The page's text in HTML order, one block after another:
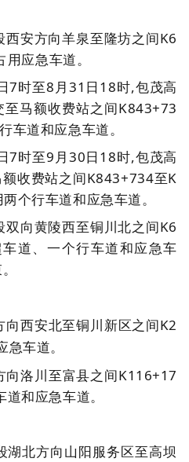
安方向羊泉至隆坊之间K6
应急车道。
7时至8月31日18时,包茂高
马额收费站之间K843+73
车道和应急车道。
7时至9月30日18时,包茂高
收费站之间K843+734至K
个行车道和应急车道。
向黄陵西至铜川北之间K6
道、一个行车道和应急车
西安北至铜川新区之间K2
车道。
向洛川至富县之间K116+17
和应急车道。
北方向山阳服务区至高坝